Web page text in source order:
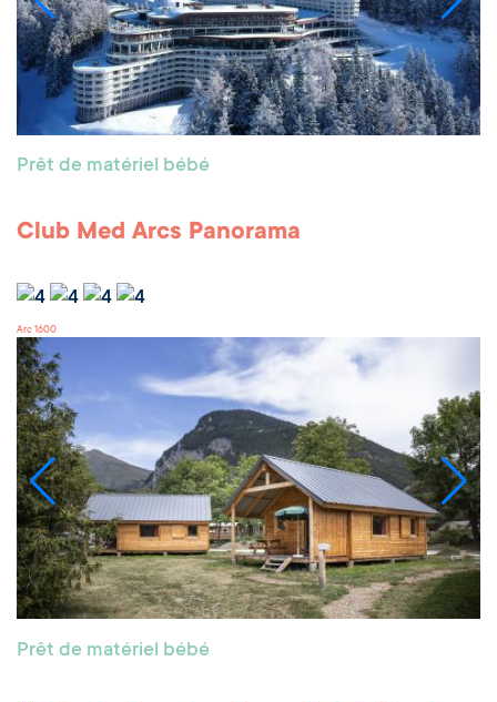
Prêt de matériel bébé
Club Med Arcs Panorama
Arc 1600
Prêt de matériel bébé